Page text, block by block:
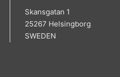
Skansgatan 1
25267 Helsingborg
SWEDEN